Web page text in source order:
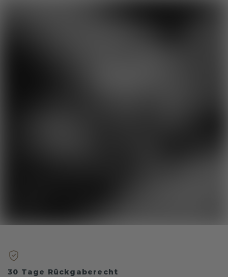
30 Tage Rückgaberecht